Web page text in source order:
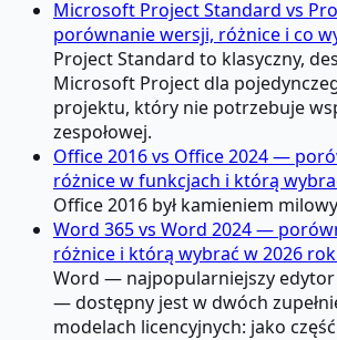
Microsoft Project Standard vs
porównanie wersji, różnice i co
Project Standard to klasyczny,
Microsoft Project dla
projektu, który nie potrzebuje
zespołowej.
Office 2016 vs Office 2024 —
różnice w funkcjach i którą
Office 2016 był kamieniem
Word 365 vs Word 2024 —
różnice i którą wybrać w 2026
Word — najpopularniejszy
— dostępny jest w dwóch
modelach licencyjnych: jako